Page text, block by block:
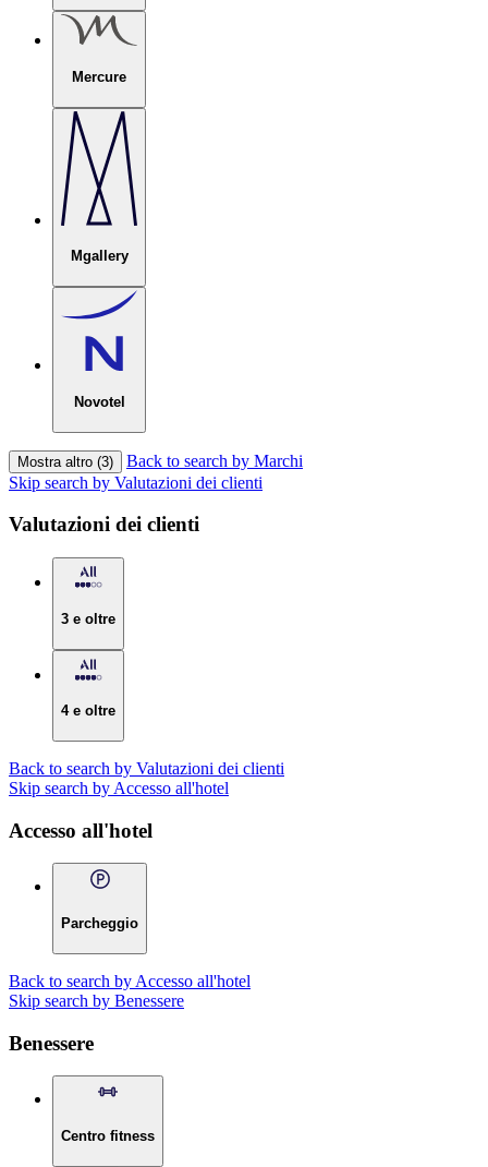
Mercure
Mgallery
Novotel
Mostra altro (3)
Back to search by Marchi
Skip search by Valutazioni dei clienti
Valutazioni dei clienti
3 e oltre
4 e oltre
Back to search by Valutazioni dei clienti
Skip search by Accesso all'hotel
Accesso all'hotel
Parcheggio
Back to search by Accesso all'hotel
Skip search by Benessere
Benessere
Centro fitness